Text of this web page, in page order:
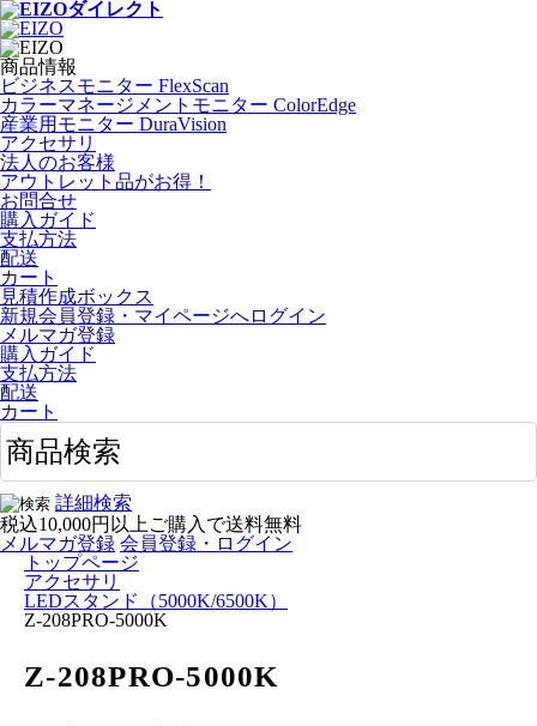
商品情報
ビジネスモニター FlexScan
カラーマネージメントモニター ColorEdge
産業用モニター DuraVision
アクセサリ
法人のお客様
アウトレット品がお得！
お問合せ
購入ガイド
支払方法
配送
カート
見積作成ボックス
新規会員登録・マイページへログイン
メルマガ登録
購入ガイド
支払方法
配送
カート
詳細検索
税込10,000円 以上ご購入で送料無料
メルマガ登録 会員登録・ログイン
トップページ
アクセサリ
LEDスタンド（5000K/6500K）
Z-208PRO-5000K
Z-208PRO-5000K